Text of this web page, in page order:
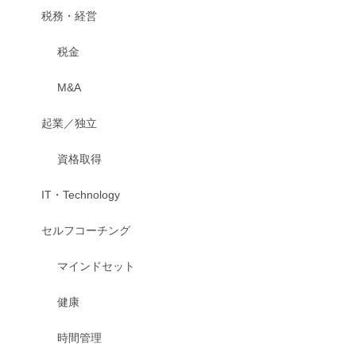
税務・経営
税金
M&A
起業／独立
資格取得
IT・Technology
セルフコーチング
マインドセット
健康
時間管理